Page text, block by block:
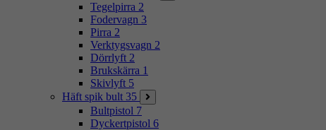
Tegelpirra 2
Fodervagn 3
Pirra 2
Verktygsvagn 2
Dörrlyft 2
Brukskärra 1
Skivlyft 5
Häft spik bult 35
Bultpistol 7
Dyckertpistol 6